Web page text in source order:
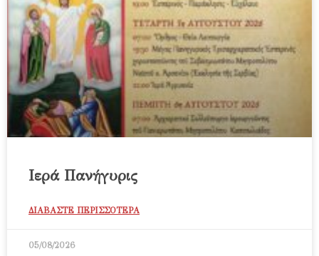
Ιερά Πανήγυρις
ΔΙΑΒΑΣΤΕ ΠΕΡΙΣΣΟΤΕΡΑ
05/08/2026